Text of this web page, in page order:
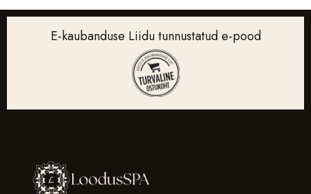
E-kaubanduse Liidu tunnustatud e-pood